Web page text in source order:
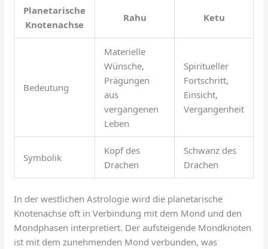
Planetarische
Knotenachse
Rahu Ketu
Bedeutung
Materielle
Wünsche,
Prägungen
aus
vergangenen
Leben
Spiritueller
Fortschritt,
Einsicht,
Vergangenheit
Symbolik
Kopf des
Drachen
Schwanz des
Drachen
In der westlichen Astrologie wird die planetarische
Knotenachse oft in Verbindung mit dem Mond und den
Mondphasen interpretiert. Der aufsteigende Mondknoten
ist mit dem zunehmenden Mond verbunden, was